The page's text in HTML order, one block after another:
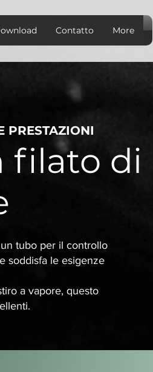
Contatto More
PRESTAZIONI
filato di
tubo per il controllo
soddisfa le esigenze
a vapore, questo